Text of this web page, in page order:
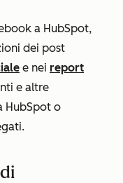
a HubSpot,
dei post
e nei report
e altre
HubSpot o